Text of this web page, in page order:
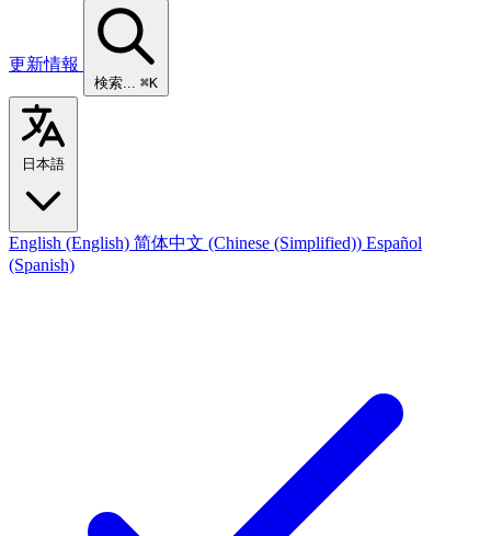
更新情報
検索... ⌘K
日本語
English (English) 简体中文 (Chinese (Simplified)) Español
(Spanish)